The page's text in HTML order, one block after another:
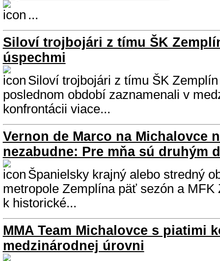
...
Siloví trojbojári z tímu ŠK
úspechmi
Siloví trojbojári z tímu ŠK
poslednom období zaznamenali v
konfrontácii viace...
Vernon de Marco na Michalovce
nezabudne: Pre mňa sú druhým
Španielsky krajný alebo stredný
metropole Zemplína päť sezón a MFK
k historické...
MMA Team Michalovce s piatimi
medzinárodnej úrovni